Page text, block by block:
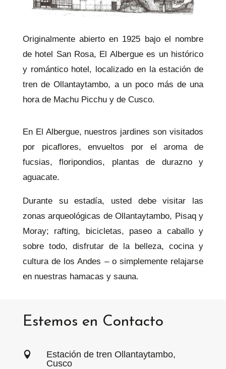
Originalmente abierto en 1925 bajo el nombre
de hotel San Rosa, El Albergue es un histórico
y romántico hotel, localizado en la estación de
tren de Ollantaytambo, a un poco más de una
hora de Machu Picchu y de Cusco.
En El Albergue, nuestros jardines son visitados
por picaflores, envueltos por el aroma de
fucsias, floripondios, plantas de durazno y
aguacate.
Durante su estadía, usted debe visitar las
zonas arqueológicas de Ollantaytambo, Pisaq y
Moray; rafting, bicicletas, paseo a caballo y
sobre todo, disfrutar de la belleza, cocina y
cultura de los Andes – o simplemente relajarse
en nuestras hamacas y sauna.
Estemos en Contacto

Estación de tren Ollantaytambo,
Cusco